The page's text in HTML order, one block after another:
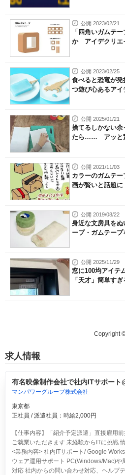
公開 2023/02/21
「四角いガムテ
か アイデクリエ
公開 2023/02/25
食べると恐竜が
つ遊び心あるア
公開 2025/01/21
捨てるしかない
たら…… アッと
公開 2021/11/03
カラーのガムテ
画が賢いと話題
公開 2019/08/22
身近な文房具を
ープ・ガムテー
公開 2025/11/29
窓に100均アイ
「天才」簡単す
Copyright
求人情報
有名映像制作会社で社内ITサポート
マンパワーグループ株式会社
東京都
正社員 / 派遣社員：時給2,000円
【仕事内容】「紹介予定派遣」直接雇用
ご就業いただきます 未経験からITに挑戦
<業務内容> 社内ITサポート/ Google
ウェア運用サポート PC(Windows/Mac)や
対応 社内からの問い合わせ対応、ヘルプ